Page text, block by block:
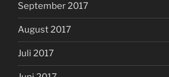
September 2017
August 2017
Juli 2017